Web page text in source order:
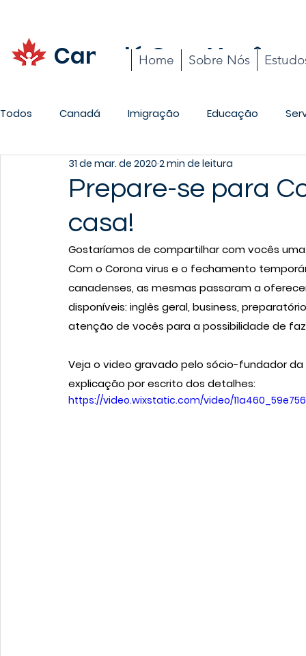
Canadá Com Você
Home Sobre Nós
Todos Canadá Imigração Educação
Promoções Carreira Cotidiano
Prepare-se para
casa!
31 de mar. de 2020 2 min de leitura
Gostaríamos de compartilhar com vocês
Com o Corona virus e o fechamento
canadenses, as mesmas passaram a
disponíveis: inglês geral, business,
atenção de vocês para a possibilidade de
Veja o video gravado pelo sócio-fundador
explicação por escrito dos detalhes:
https://video.wixstatic.com/video/